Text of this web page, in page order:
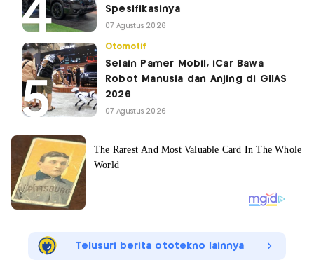
Spesifikasinya
07 Agustus 2026
Otomotif
Selain Pamer Mobil, iCar Bawa
Robot Manusia dan Anjing di GIIAS
2026
07 Agustus 2026
Telusuri berita ototekno lainnya